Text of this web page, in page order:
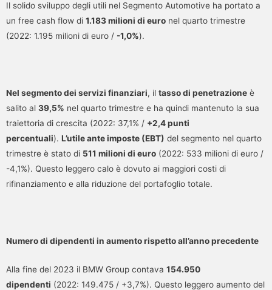
Il solido sviluppo degli utili nel Segmento Automotive ha portato a
un free cash flow di 1.183 milioni di euro nel quarto trimestre
(2022: 1.195 milioni di euro / -1,0%).
Nel segmento dei servizi finanziari, il tasso di penetrazione è
salito al 39,5% nel quarto trimestre e ha quindi mantenuto la sua
traiettoria di crescita (2022: 37,1% / +2,4 punti
percentuali). L’utile ante imposte (EBT) del segmento nel quarto
trimestre è stato di 511 milioni di euro (2022: 533 milioni di euro /
-4,1%). Questo leggero calo è dovuto ai maggiori costi di
rifinanziamento e alla riduzione del portafoglio totale.
Numero di dipendenti in aumento rispetto all’anno precedente
Alla fine del 2023 il BMW Group contava 154.950
dipendenti (2022: 149.475 / +3,7%). Questo leggero aumento del